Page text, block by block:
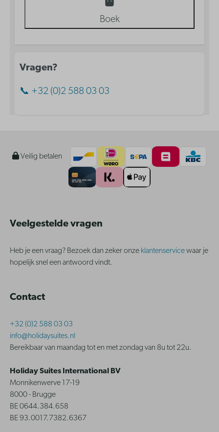
Boek
Vragen?
📞 +32 (0)2 588 03 03
Veilig betalen
Veelgestelde vragen
Heb je een vraag? Bezoek dan zeker onze klantenservicewaar je
hopelijk snel een antwoord vindt.
Contact
+32 (0)2 588 03 03
info@holidaysuites.nl
Bereikbaar van maandag tot en met zondag van 8u tot 22u.
Holiday Suites International BV
Monnikenwerve 17-19
8000 - Brugge
BE 0644.384.658
BE 93.0017.7382.6367